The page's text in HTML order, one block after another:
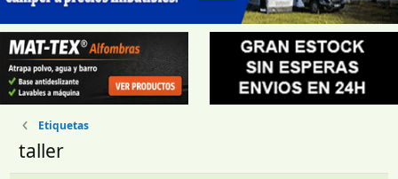
Etiquetas
taller